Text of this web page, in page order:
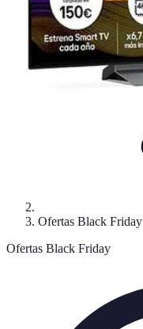
Ofertas Black Friday
Ofertas Black Friday